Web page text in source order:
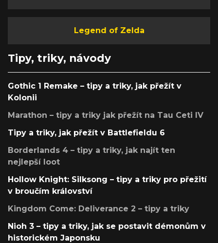
Legend of Zelda
Tipy, triky, návody
Gothic 1 Remake – tipy a triky, jak přežít v
Kolonii
Marathon – tipy a triky jak přežít na Tau Ceti IV
Tipy a triky, jak přežít v Battlefieldu 6
Borderlands 4 – tipy a triky, jak najít ten
nejlepší loot
Hollow Knight: Silksong – tipy a triky pro přežití
v broučím království
Kingdom Come: Deliverance 2 – tipy a triky
Nioh 3 – tipy a triky, jak se postavit démonům v
historickém Japonsku